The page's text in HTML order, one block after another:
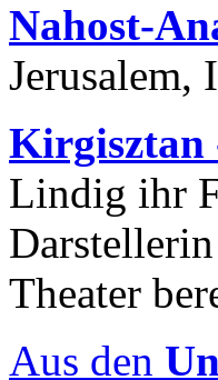
Nahost-
Jerusalem,
Kirgisztan
Lindig ihr
Theater
Aus den